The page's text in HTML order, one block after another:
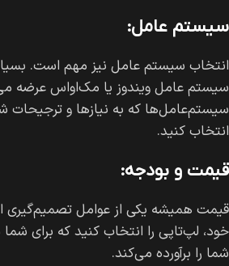
سیستم عامل:
انتخاب سیستم عامل نیز مهم است.
سیستم عامل ویندوز یا مک‌اواس عرضه
سیستم‌عامل‌ها که به نیازها و ترجیحات
انتخاب کنید.
قیمت و بودجه:
قیمت همیشه یکی از عوامل
خود، لپ‌تاپی را انتخاب کنید که برای
شما را برآورده می‌کند.